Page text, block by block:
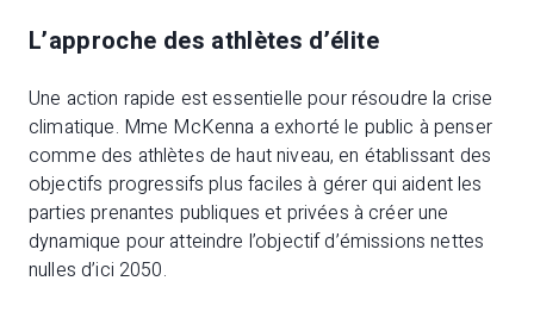
L’approche des athlètes d’élite
Une action rapide est essentielle pour résoudre la crise
climatique. Mme McKenna a exhorté le public à penser
comme des athlètes de haut niveau, en établissant des
objectifs progressifs plus faciles à gérer qui aident les
parties prenantes publiques et privées à créer une
dynamique pour atteindre l’objectif d’émissions nettes
nulles d’ici 2050.